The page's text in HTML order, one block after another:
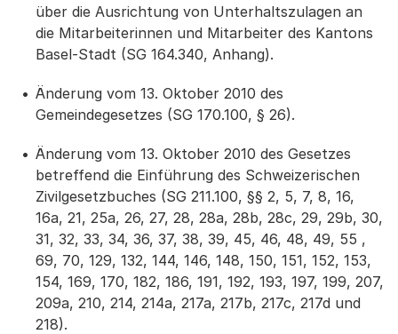
über die Ausrichtung von Unterhaltszulagen an
die Mitarbeiterinnen und Mitarbeiter des Kantons
Basel-Stadt (SG 164.340, Anhang).
Änderung vom 13. Oktober 2010 des
Gemeindegesetzes (SG 170.100, § 26).
Änderung vom 13. Oktober 2010 des Gesetzes
betreffend die Einführung des Schweizerischen
Zivilgesetzbuches (SG 211.100, §§ 2, 5, 7, 8, 16,
16a, 21, 25a, 26, 27, 28, 28a, 28b, 28c, 29, 29b, 30,
31, 32, 33, 34, 36, 37, 38, 39, 45, 46, 48, 49, 55 ,
69, 70, 129, 132, 144, 146, 148, 150, 151, 152, 153,
154, 169, 170, 182, 186, 191, 192, 193, 197, 199, 207,
209a, 210, 214, 214a, 217a, 217b, 217c, 217d und
218).